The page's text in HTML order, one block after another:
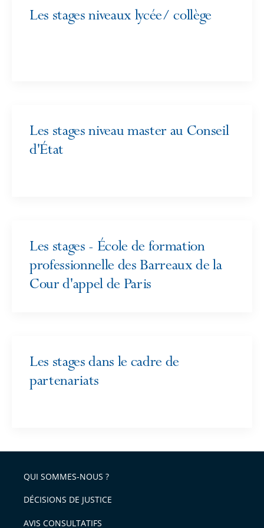
Les stages niveaux lycée/ collège
Les stages niveau master au Conseil
d'État
Les stages - École de formation
professionnelle des Barreaux de la
Cour d'appel de Paris
Les stages dans le cadre de
partenariats
QUI SOMMES-NOUS ?
DÉCISIONS DE JUSTICE
AVIS CONSULTATIFS